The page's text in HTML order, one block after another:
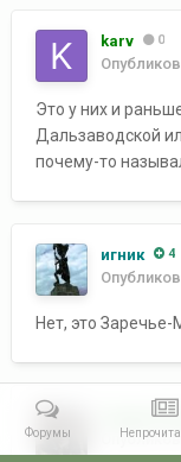
karv 0
Это у них и
Дальзаводской
почему-то
игник 4
Нет, это
Андрей
Форумы